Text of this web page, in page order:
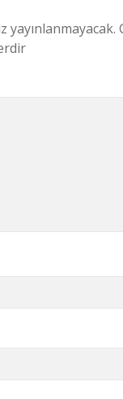
yayınlanmayacak.